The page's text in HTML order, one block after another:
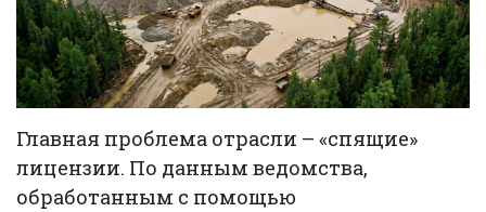
Главная проблема отрасли – «спящие»
лицензии. По данным ведомства,
обработанным с помощью